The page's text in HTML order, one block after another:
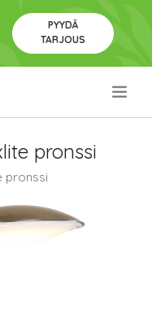
PYYDÄ
TARJOUS
pronssi
pronssi